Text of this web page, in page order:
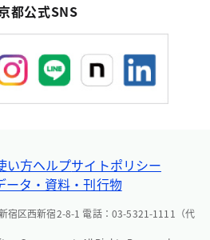
都公式SNS
い方ヘルプサイトポリシー
ータ・資料・刊行物
宿区西新宿2-8-1 電話：03-5321-1111（代